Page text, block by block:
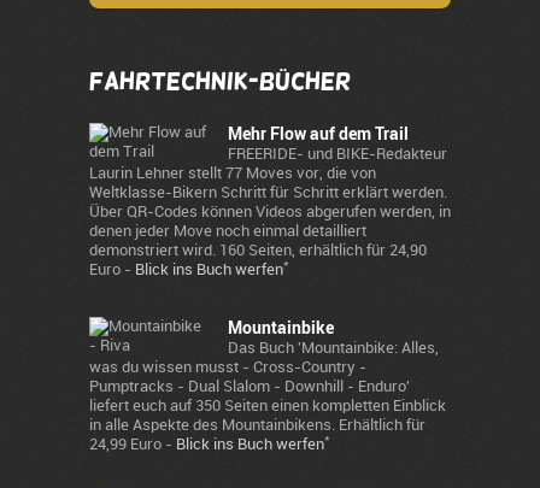
Fahrtechnik-Bücher
Mehr Flow auf dem Trail
FREERIDE- und BIKE-Redakteur
Laurin Lehner stellt 77 Moves vor, die von
Weltklasse-Bikern Schritt für Schritt erklärt werden.
Über QR-Codes können Videos abgerufen werden, in
denen jeder Move noch einmal detailliert
demonstriert wird. 160 Seiten, erhältlich für 24,90
Euro - Blick ins Buch werfen*
Mountainbike
Das Buch 'Mountainbike: Alles,
was du wissen musst - Cross-Country -
Pumptracks - Dual Slalom - Downhill - Enduro'
liefert euch auf 350 Seiten einen kompletten Einblick
in alle Aspekte des Mountainbikens. Erhältlich für
24,99 Euro - Blick ins Buch werfen*